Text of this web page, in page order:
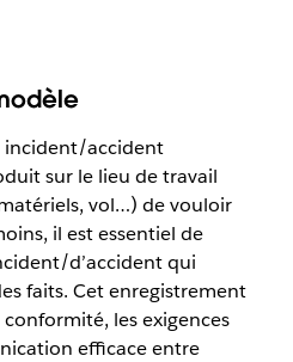
incident/accident
sur le lieu de travail
vol…) de vouloir
il est essentiel de
d’accident qui
faits. Cet enregistrement
les exigences
efficace entre